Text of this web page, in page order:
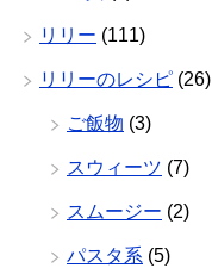
リリー (111)
リリーのレシピ (26)
ご飯物 (3)
スウィーツ (7)
スムージー (2)
パスタ系 (5)